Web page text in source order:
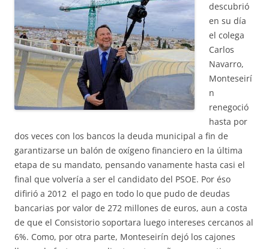
descubrió
en su día
el colega
Carlos
Navarro,
Monteseirí
n
renegoció
hasta por
dos veces con los bancos la deuda municipal a fin de
garantizarse un balón de oxígeno financiero en la última
etapa de su mandato, pensando vanamente hasta casi el
final que volvería a ser el candidato del PSOE. Por éso
difirió a 2012 el pago en todo lo que pudo de deudas
bancarias por valor de 272 millones de euros, aun a costa
de que el Consistorio soportara luego intereses cercanos al
6%. Como, por otra parte, Monteseirín dejó los cajones